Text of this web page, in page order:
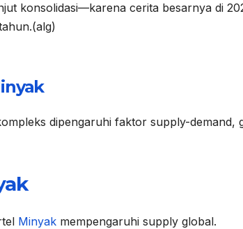
konsolidasi—karena cerita besarnya di
dipengaruhi faktor supply-demand,
Minyak mempengaruhi supply global.